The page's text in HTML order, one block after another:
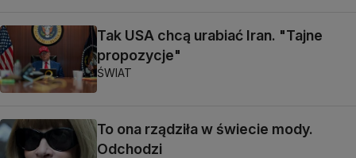
Tak USA chcą urabiać Iran. "Tajne
propozycje"
ŚWIAT
To ona rządziła w świecie mody.
Odchodzi